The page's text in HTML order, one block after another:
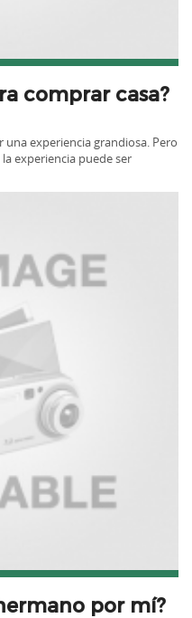
comprar casa?
experiencia grandiosa. Pero
experiencia puede ser
por mí?